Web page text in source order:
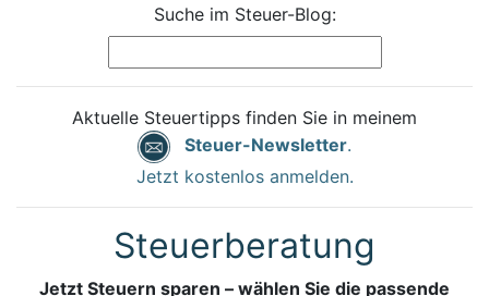
Suche im Steuer-Blog:
Aktuelle Steuertipps finden Sie in meinem
Steuer-Newsletter.
Jetzt kostenlos anmelden.
Steuerberatung
Jetzt Steuern sparen – wählen Sie die passende